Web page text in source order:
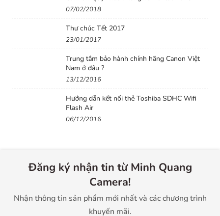
Leica Q3 kế thừa ống kính góc rộng Summilux 28mm
f/1.7 ASPH, mang lại tầm nhìn rộng, hiệu suất chụp ảnh
nhanh, phù hợp để sử dụng trong nhiều môi trường và
Summilux 28mm f/1.7 ASPH là một ống kính được
07/02/2018
Thư chúc Tết 2017
23/01/2017
Trung tâm bảo hành chính hãng Canon Việt
Nam ở đâu ?
13/12/2016
Hướng dẫn kết nối thẻ Toshiba SDHC Wifi
Flash Air
06/12/2016
Đăng ký nhận tin từ Minh Quang
Camera!
Nhận thông tin sản phẩm mới nhất và các chương trình
khuyến mãi.